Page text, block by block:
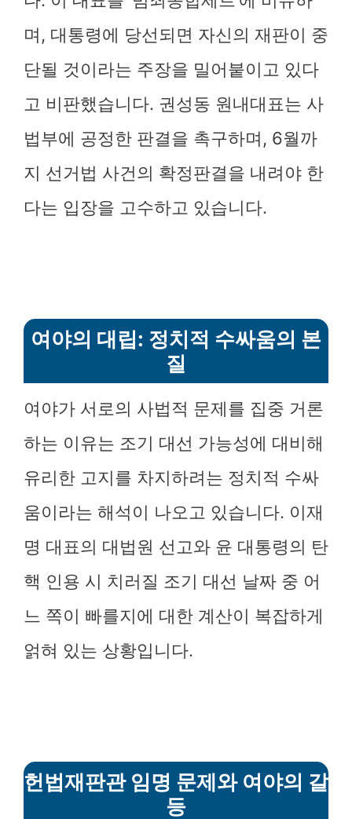
며, 대통령에 당선되면 자신의 재판이 중
단될 것이라는 주장을 밀어붙이고 있다
고 비판했습니다. 권성동 원내대표는 사
법부에 공정한 판결을 촉구하며, 6월까
지 선거법 사건의 확정판결을 내려야 한
다는 입장을 고수하고 있습니다.
여야의 대립: 정치적 수싸움의 본
질
여야가 서로의 사법적 문제를 집중 거론
하는 이유는 조기 대선 가능성에 대비해
유리한 고지를 차지하려는 정치적 수싸
움이라는 해석이 나오고 있습니다. 이재
명 대표의 대법원 선고와 윤 대통령의 탄
핵 인용 시 치러질 조기 대선 날짜 중 어
느 쪽이 빠를지에 대한 계산이 복잡하게
얽혀 있는 상황입니다.
헌법재판관 임명 문제와 여야의 갈
등